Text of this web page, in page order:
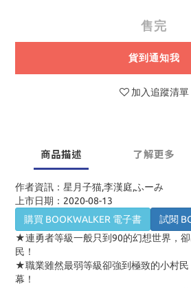
售完
貨到通知我
加入追蹤清單
商品描述 了解更多
作者資訊：星月子猫,李漢庭,ふーみ
上市日期：2020-08-13
購買 BOOKWALKER 電子書
試閱
★連勇者等級一般只到90的幻想世界，
民！
★職業雖然最弱等級卻強到極致的小村民
幕！